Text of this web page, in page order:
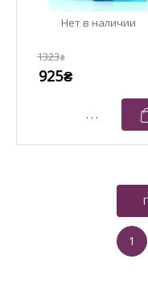
1323₴
925₴
1